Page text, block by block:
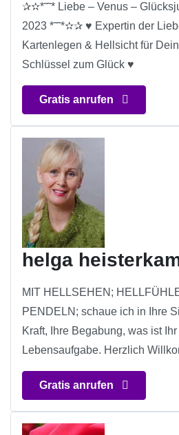
✰✫*˜˜* Liebe – Venus –
2023 *˜˜*✫✰ ♥ Expertin der
Kartenlegen & Hellsicht für
Schlüssel zum Glück ♥
Gratis anrufen
helga
MIT HELLSEHEN;
PENDELN; schaue ich in Ihre
Kraft, Ihre Begabung, was ist
Lebensaufgabe. Herzlich
Gratis anrufen